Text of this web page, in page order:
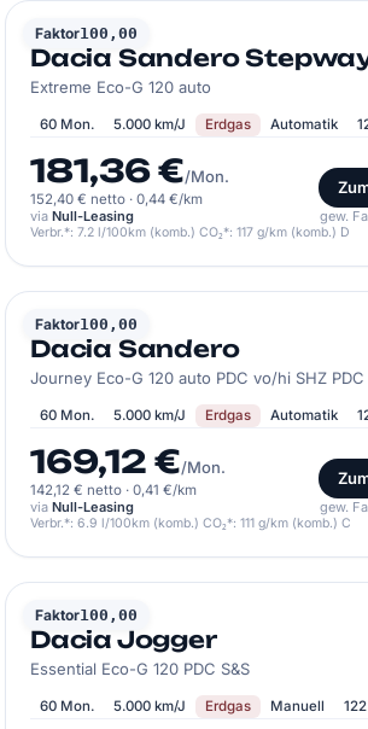
Faktor100,00
DACIA
Dacia Sandero
Extreme Eco-G 120 auto
60 Mon. 5.000 km/J Erdgas Automatik
181,36 €/Mon.
152,40 € netto · 0,44 €/km
via Null-Leasing gew.
Verbr.*: 7.2 l/100km (komb.) CO₂*: 117 g/km (komb.) D
Faktor100,00
DACIA
Dacia Sandero
Journey Eco-G 120 auto PDC vo/hi SHZ PDC
60 Mon. 5.000 km/J Erdgas Automatik
169,12 €/Mon.
142,12 € netto · 0,41 €/km
via Null-Leasing gew.
Verbr.*: 6.9 l/100km (komb.) CO₂*: 111 g/km (komb.) C
Faktor100,00
DACIA
Dacia Jogger
Essential Eco-G 120 PDC S&S
60 Mon. 5.000 km/J Erdgas Manuell